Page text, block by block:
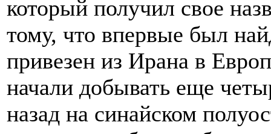
который получил свое
тому, что впервые был
привезен из Ирана в
начали добывать еще
назад на синайском